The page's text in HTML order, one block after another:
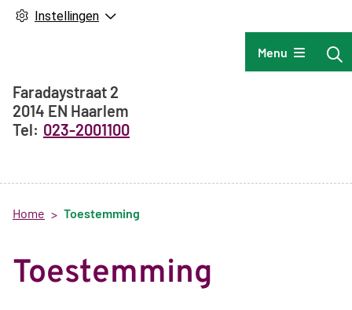
Instellingen
Hoofdmenu
Menu
Adresgegevens
Faradaystraat 2
2014 EN Haarlem
023-2001100
Home Toestemming
Toestemming